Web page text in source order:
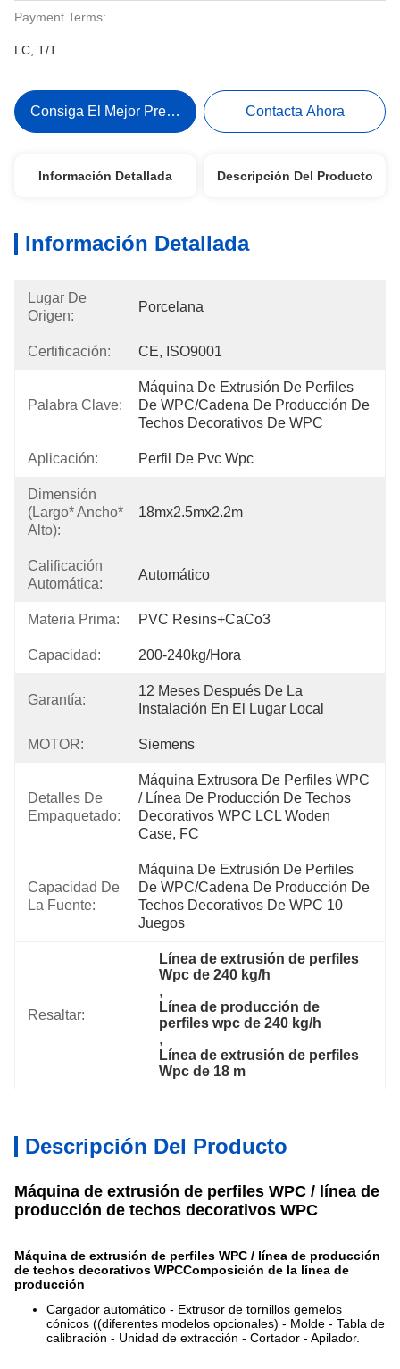
Payment Terms:
LC, T/T
Consiga El Mejor Precio Contacta Ahora
Información Detallada Descripción Del Producto
Información Detallada
Lugar De
Origen:
Porcelana
Certificación: CE, ISO9001
Palabra Clave:
Máquina De Extrusión De Perfiles
De WPC/cadena De Producción De
Techos Decorativos De WPC
Aplicación: Perfil De Pvc Wpc
Dimensión
(largo* Ancho*
Alto):
18mx2.5mx2.2m
Calificación
Automática:
Automático
Materia Prima: PVC Resins+CaCo3
Capacidad: 200-240kg/hora
Garantía:
12 Meses Después De La
Instalación En El Lugar Local
MOTOR: Siemens
Detalles De
Empaquetado:
Máquina Extrusora De Perfiles WPC
/ Línea De Producción De Techos
Decorativos WPC LCL Woden
Case, FC
Capacidad De
La Fuente:
Máquina De Extrusión De Perfiles
De WPC/cadena De Producción De
Techos Decorativos De WPC 10
Juegos
Resaltar:
Línea de extrusión de perfiles
Wpc de 240 kg/h
,
Línea de producción de
perfiles wpc de 240 kg/h
,
Línea de extrusión de perfiles
Wpc de 18 m
Descripción Del Producto
Máquina de extrusión de perfiles WPC / línea de
producción de techos decorativos WPC
Máquina de extrusión de perfiles WPC / línea de producción
de techos decorativos WPCComposición de la línea de
producción
Cargador automático - Extrusor de tornillos gemelos
cónicos ((diferentes modelos opcionales) - Molde - Tabla de
calibración - Unidad de extracción - Cortador - Apilador.